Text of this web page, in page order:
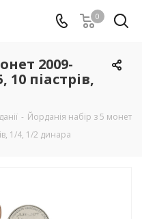
0
2009-
10 піастрів,
- Йорданія набір з 5 монет
1/4, 1/2 динара